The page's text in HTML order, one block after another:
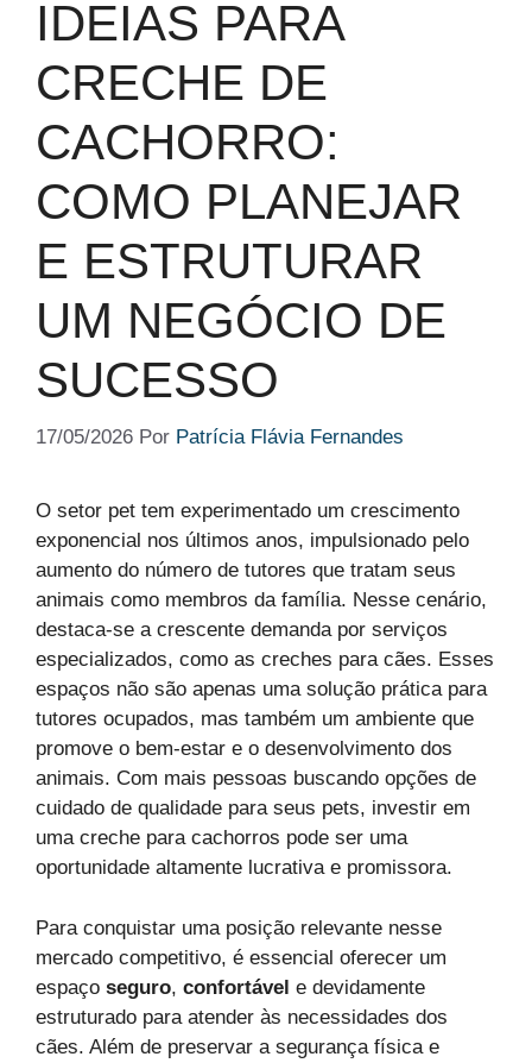
IDEIAS PARA
CRECHE DE
CACHORRO:
COMO PLANEJAR
E ESTRUTURAR
UM NEGÓCIO DE
SUCESSO
17/05/2026 Por Patrícia Flávia Fernandes
O setor pet tem experimentado um crescimento
exponencial nos últimos anos, impulsionado pelo
aumento do número de tutores que tratam seus
animais como membros da família. Nesse cenário,
destaca-se a crescente demanda por serviços
especializados, como as creches para cães. Esses
espaços não são apenas uma solução prática para
tutores ocupados, mas também um ambiente que
promove o bem-estar e o desenvolvimento dos
animais. Com mais pessoas buscando opções de
cuidado de qualidade para seus pets, investir em
uma creche para cachorros pode ser uma
oportunidade altamente lucrativa e promissora.
Para conquistar uma posição relevante nesse
mercado competitivo, é essencial oferecer um
espaço seguro, confortável e devidamente
estruturado para atender às necessidades dos
cães. Além de preservar a segurança física e